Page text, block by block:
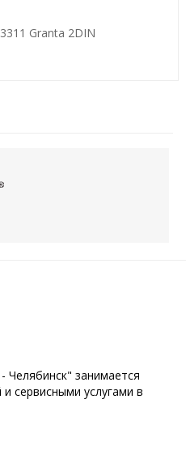
Granta 2DIN
Челябинск" занимается
сервисными услугами в